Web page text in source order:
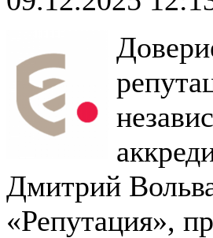
Дмитрий
«Репутация»,